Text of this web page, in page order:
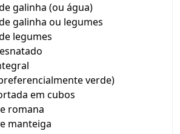
galinha (ou água)
galinha ou legumes
legumes
verde)
em cubos
romana
manteiga